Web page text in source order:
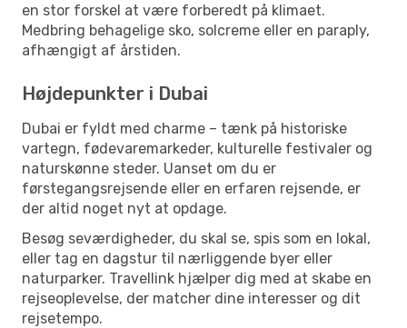
en stor forskel at være forberedt på klimaet.
Medbring behagelige sko, solcreme eller en paraply,
afhængigt af årstiden.
Højdepunkter i Dubai
Dubai er fyldt med charme – tænk på historiske
vartegn, fødevaremarkeder, kulturelle festivaler og
naturskønne steder. Uanset om du er
førstegangsrejsende eller en erfaren rejsende, er
der altid noget nyt at opdage.
Besøg seværdigheder, du skal se, spis som en lokal,
eller tag en dagstur til nærliggende byer eller
naturparker. Travellink hjælper dig med at skabe en
rejseoplevelse, der matcher dine interesser og dit
rejsetempo.